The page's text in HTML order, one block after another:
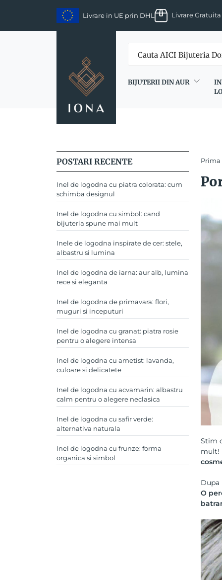
content
Livrare in UE prin DHL Livrare
BIJUTERII DIN AUR
POSTARI RECENTE
Inel de logodna cu piatra colorata: cum
schimba designul
Inel de logodna cu simbol: cand
bijuteria spune mai mult
Inele de logodna inspirate de cer: stele,
albastru si lumina
Inel de logodna de iarna: aur alb, lumina
rece si eleganta
Inel de logodna de primavara: flori,
muguri si inceputuri
Inel de logodna cu granat: piatra rosie
pentru o alegere intensa
Inel de logodna cu ametist: lavanda,
culoare si delicatete
Inel de logodna cu acvamarin: albastru
calm pentru o alegere neclasica
Inel de logodna cu safir verde:
alternativa naturala
Inel de logodna cu frunze: forma
organica si simbol
Stim
mult!
Dupa
O